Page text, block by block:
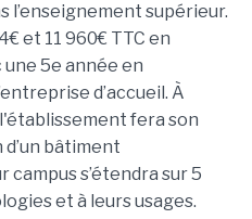
l’enseignement supérieur.
et 11 960€ TTC en
5e année en
d’accueil. À
fera son
bâtiment
s’étendra sur 5
et à leurs usages.